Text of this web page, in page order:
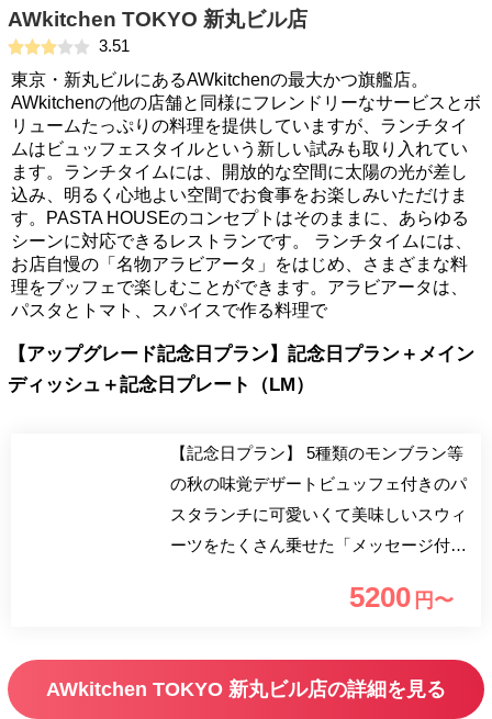
AWkitchen TOKYO 新丸ビル店
3.51
東京・新丸ビルにあるAWkitchenの最大かつ旗艦店。
AWkitchenの他の店舗と同様にフレンドリーなサービスとボ
リュームたっぷりの料理を提供していますが、ランチタイ
ムはビュッフェスタイルという新しい試みも取り入れてい
ます。ランチタイムには、開放的な空間に太陽の光が差し
込み、明るく心地よい空間でお食事をお楽しみいただけま
す。PASTA HOUSEのコンセプトはそのままに、あらゆる
シーンに対応できるレストランです。 ランチタイムには、
お店自慢の「名物アラビアータ」をはじめ、さまざまな料
理をブッフェで楽しむことができます。アラビアータは、
パスタとトマト、スパイスで作る料理で
【アップグレード記念日プラン】記念日プラン＋メイン
ディッシュ＋記念日プレート（LM）
【記念日プラン】 5種類のモンブラン等
の秋の味覚デザートビュッフェ付きのパ
スタランチに可愛いくて美味しいスウィ
ーツをたくさん乗せた「メッセージ付き
杯ドリンク ・スパークリングワインorノ
念日や誕生日、WEDDINGなど、大切な
方の特別な日のお祝いにぴったりです！
5200 円〜
AWkitchen TOKYO 新丸ビル店の詳細を見る